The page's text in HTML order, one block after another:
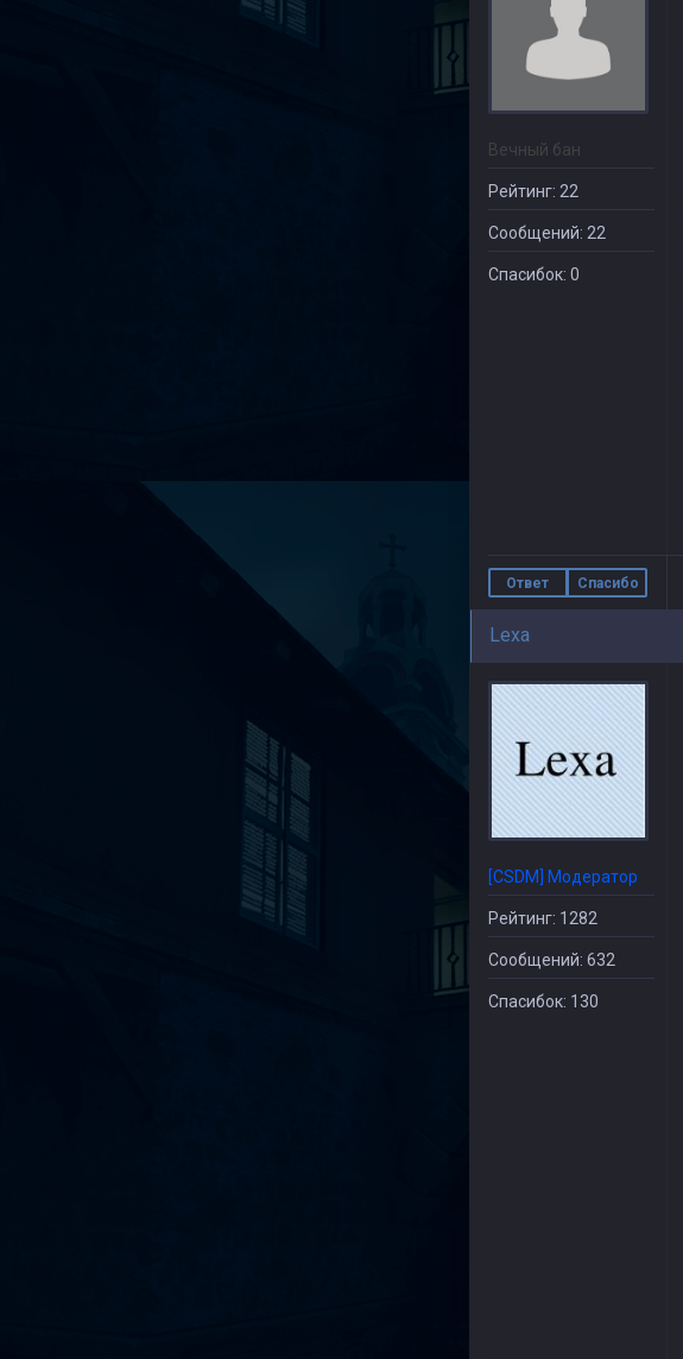
Вечный бан
Рейтинг: 22
Сообщений: 22
Спасибок: 0
Ответ Спасибо
Lexa
[CSDM] Модератор
Рейтинг: 1282
Сообщений: 632
Спасибок: 130